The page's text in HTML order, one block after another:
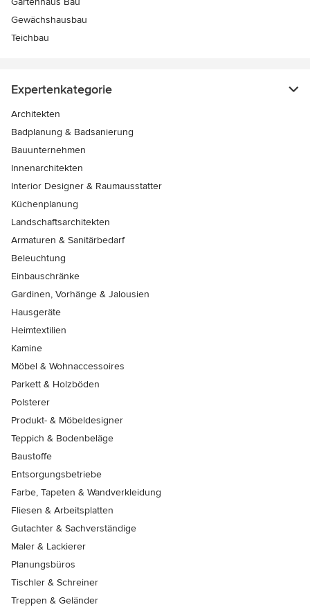
Gewächshausbau
Teichbau
Expertenkategorie
Architekten
Badplanung & Badsanierung
Bauunternehmen
Innenarchitekten
Interior Designer & Raumausstatter
Küchenplanung
Landschaftsarchitekten
Armaturen & Sanitärbedarf
Beleuchtung
Einbauschränke
Gardinen, Vorhänge & Jalousien
Hausgeräte
Heimtextilien
Kamine
Möbel & Wohnaccessoires
Parkett & Holzböden
Polsterer
Produkt- & Möbeldesigner
Teppich & Bodenbeläge
Baustoffe
Entsorgungsbetriebe
Farbe, Tapeten & Wandverkleidung
Fliesen & Arbeitsplatten
Gutachter & Sachverständige
Maler & Lackierer
Planungsbüros
Tischler & Schreiner
Treppen & Geländer